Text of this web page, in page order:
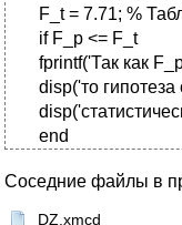
F_t = 7.71; %
if F_p <= F_t
fprintf('Так как
disp('то
end
Соседние файлы в
DZ.xmcd